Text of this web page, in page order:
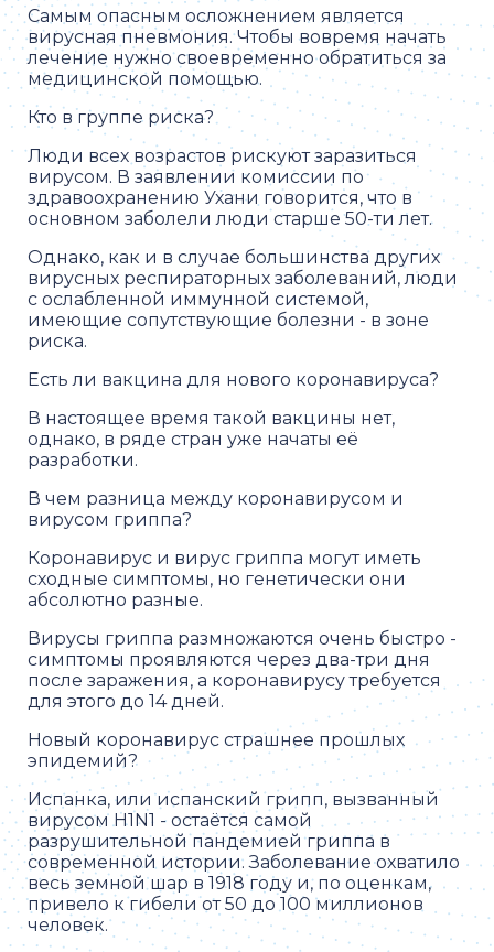
Самым опасным осложнением является
вирусная пневмония. Чтобы вовремя начать
лечение нужно своевременно обратиться за
медицинской помощью.
Кто в группе риска?
Люди всех возрастов рискуют заразиться
вирусом. В заявлении комиссии по
здравоохранению Ухани говорится, что в
основном заболели люди старше 50-ти лет.
Однако, как и в случае большинства других
вирусных респираторных заболеваний, люди
с ослабленной иммунной системой,
имеющие сопутствующие болезни - в зоне
риска.
Есть ли вакцина для нового коронавируса?
В настоящее время такой вакцины нет,
однако, в ряде стран уже начаты её
разработки.
В чем разница между коронавирусом и
вирусом гриппа?
Коронавирус и вирус гриппа могут иметь
сходные симптомы, но генетически они
абсолютно разные.
Вирусы гриппа размножаются очень быстро -
симптомы проявляются через два-три дня
после заражения, а коронавирусу требуется
для этого до 14 дней.
Новый коронавирус страшнее прошлых
эпидемий?
Испанка, или испанский грипп, вызванный
вирусом H1N1 - остаётся самой
разрушительной пандемией гриппа в
современной истории. Заболевание охватило
весь земной шар в 1918 году и, по оценкам,
привело к гибели от 50 до 100 миллионов
человек.